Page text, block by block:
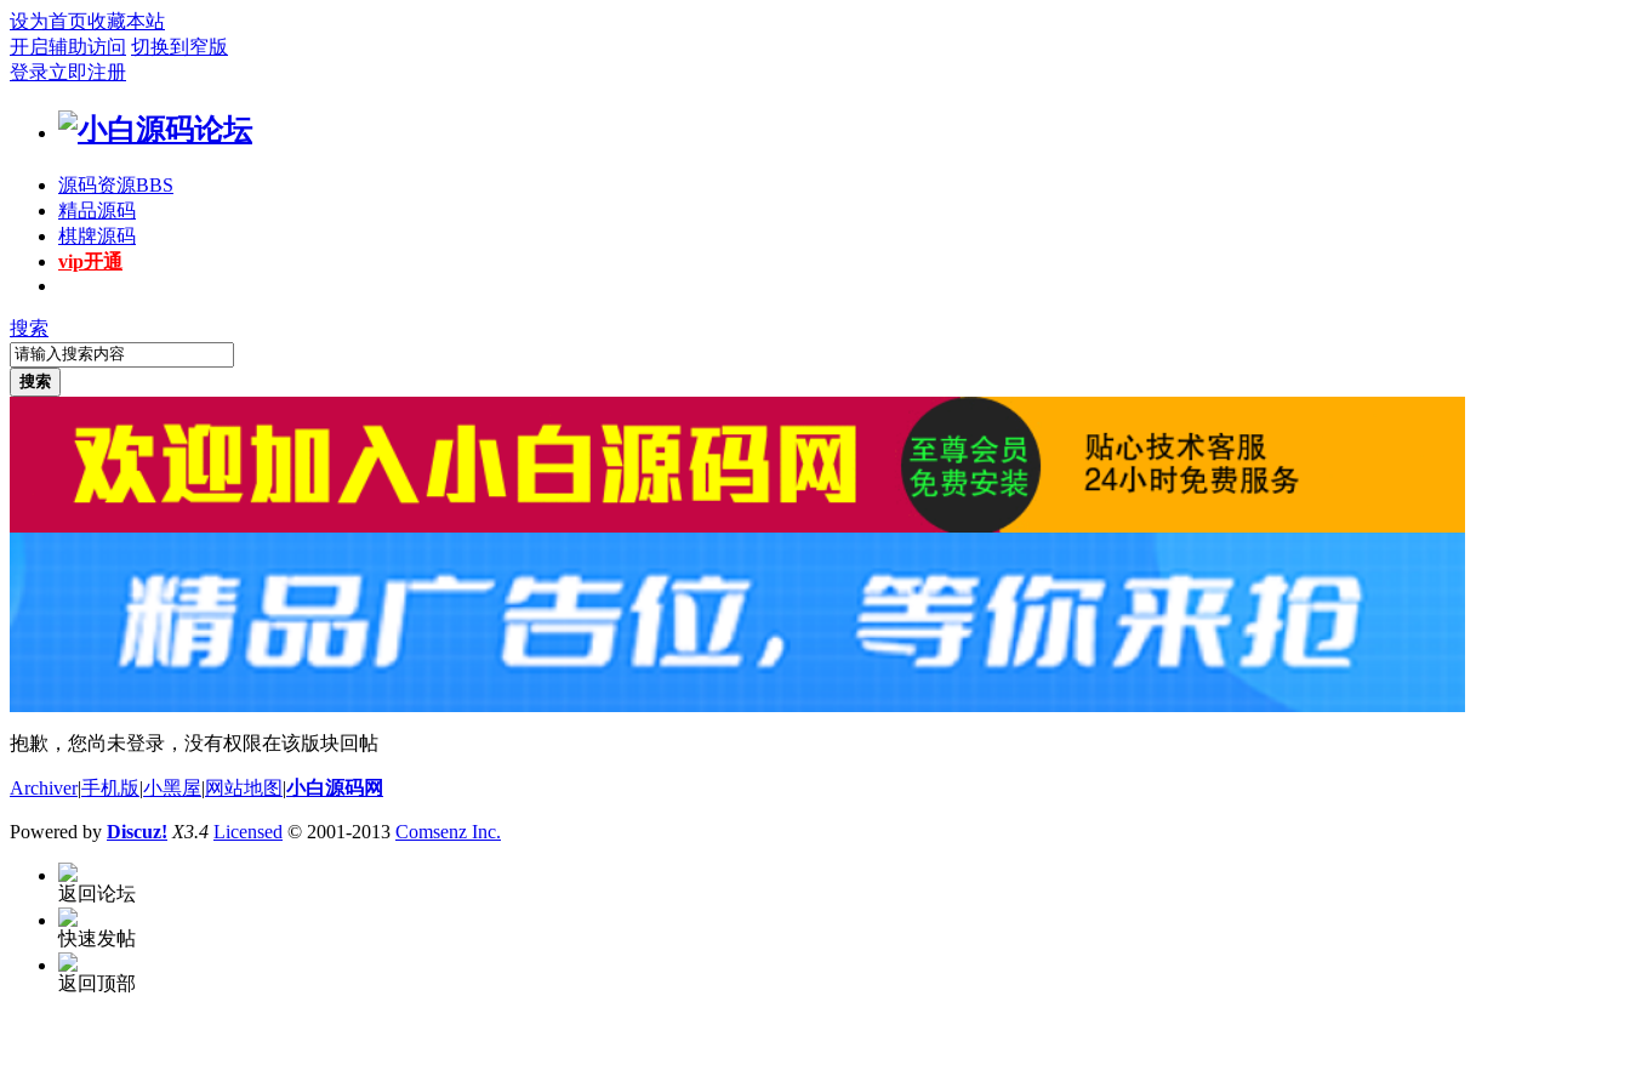
设为首页收藏本站
开启辅助访问 切换到窄版
登录立即注册
源码资源BBS
精品源码
棋牌源码
vip开通
搜索
搜索
抱歉，您尚未登录，没有权限在该版块回帖
Archiver|手机版 小黑屋 网站地图 小白源码网
Powered by Discuz! X3.4 Licensed © 2001-2013 Comsenz Inc.
返回论坛
快速发帖
返回顶部